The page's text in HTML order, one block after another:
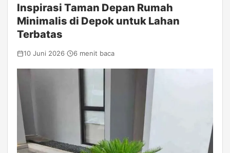
Inspirasi Taman Depan Rumah
Minimalis di Depok untuk Lahan
Terbatas
10 Juni 2026· 6 menit baca